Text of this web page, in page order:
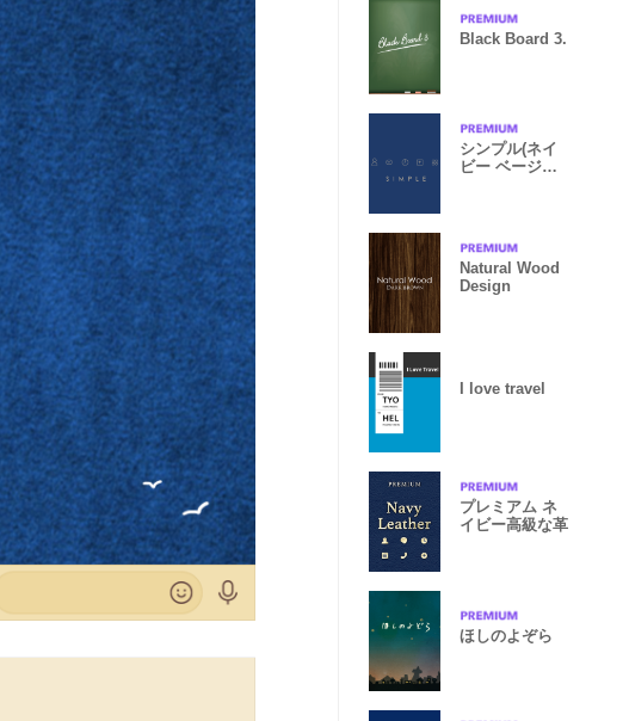
Black Board 3.
シンプル(ネイ
ビー ベージ
Natural Wood
Design
I love travel
プレミアム ネ
イビー高級な革
ほしのよぞら